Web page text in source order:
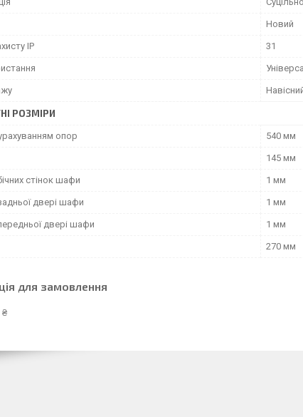
Новий
IP 31
РОЗМІРИ
опор 540 мм
145 мм
стінок шафи 1 мм
двері шафи 1 мм
двері шафи 1 мм
270 мм
для замовлення
₴